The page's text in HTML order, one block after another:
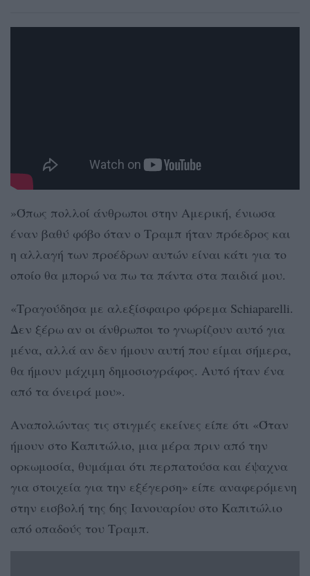
»Όπως πολλοί άνθρωποι στην Αμερική, ένιωσα
έναν βαθύ φόβο όταν ο Τραμπ ήταν πρόεδρος και
η αλλαγή των προέδρων αυτών είναι κάτι για το
οποίο θα μπορώ να πω τα πάντα στα παιδιά μου.
«Τραγούδησα με αλεξίσφαιρο φόρεμα Schiaparelli.
Δεν ξέρω αν οι άνθρωποι το γνωρίζουν αυτό για
μένα, αλλά αν δεν ήμουν αυτή που είμαι σήμερα,
θα ήμουν μάχιμη δημοσιογράφος. Αυτό ήταν ένα
από τα όνειρά μου».
Αναπολώντας τις στιγμές εκείνες είπε ότι «Όταν
ήμουν στο Καπιτώλιο, μια μέρα πριν από την
ορκωμοσία, θυμάμαι ότι περπατούσα και έψαχνα
για στοιχεία για την εξέγερση» είπε αναφερόμενη
στην εισβολή της 6ης Ιανουαρίου στο Καπιτώλιο
από οπαδούς του Τραμπ.